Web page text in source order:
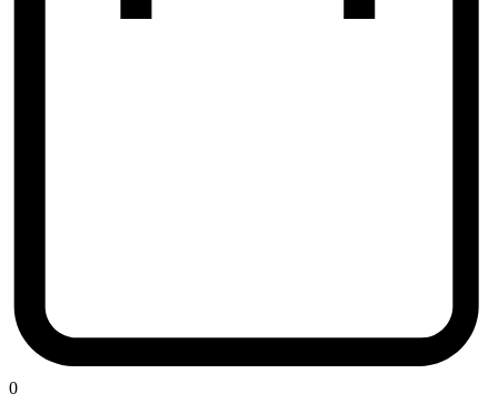
0